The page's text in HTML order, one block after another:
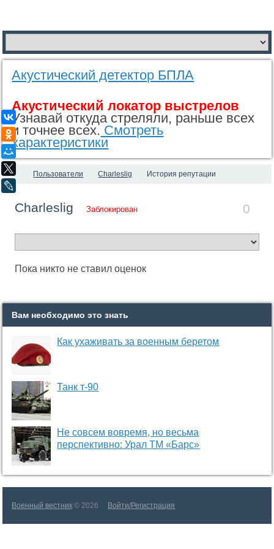
ВКонтакте
Одноклассники
Мой Мир
Акустический детектор БПЛА
Акустический локатор выстрелов
Узнавай откуда стреляли, раньше всех
и точнее всех. Смотреть
характеристики
Пользователи Charleslig История репутации
0
Charleslig Заблокирован
Пока никто не ставил оценок
Вам необходимо это знать
Как ухаживать за военным беретом
Танк т-90
Не совсем вовремя, но весьма
перспективно: Урал ТМ «Барс»
Военный вестник © 2026 Войти/Регистрация